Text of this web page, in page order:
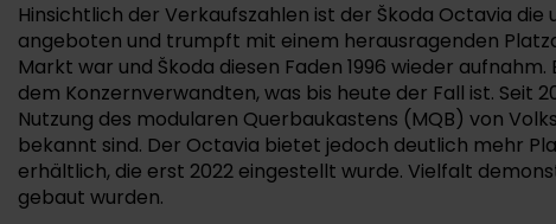
Hinsichtlich der Verkaufszahlen ist der Škoda Octavia
angeboten und trumpft mit einem herausragenden
Markt war und Škoda diesen Faden 1996 wieder
dem Konzernverwandten, was bis heute der Fall ist.
Nutzung des modularen Querbaukastens (MQB) von
bekannt sind. Der Octavia bietet jedoch deutlich mehr
erhältlich, die erst 2022 eingestellt wurde. Vielfalt
gebaut wurden.